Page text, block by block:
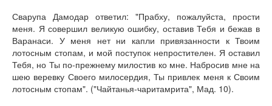
Сварупа Дамодар ответил: "Прабху, пожалуйста, прости
меня. Я совершил великую ошибку, оставив Тебя и бежав в
Варанаси. У меня нет ни капли привязанности к Твоим
лотосным стопам, и мой поступок непростителен. Я оставил
Тебя, но Ты по-прежнему милостив ко мне. Набросив мне на
шею веревку Своего милосердия, Ты привлек меня к Своим
лотосным стопам". ("Чайтанья-чаритамрита", Мад. 10).